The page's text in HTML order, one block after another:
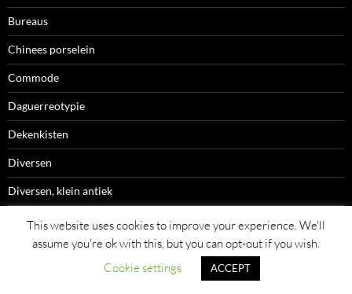
Bureaus
Chinees porselein
Commode
Daguerreotypie
Dekenkisten
Diversen
Diversen, klein antiek
Doosjes (lodereindoosjes, pepermuntdoosjes, tabaksdoosjes, etc)
Duitse Poppen
This website uses cookies to improve your experience. We'll
assume you're ok with this, but you can opt-out if you wish.
Cookie settings
ACCEPT